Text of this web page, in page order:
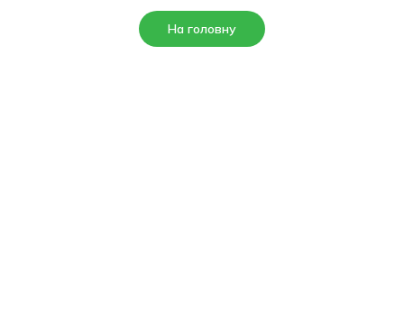
На головну